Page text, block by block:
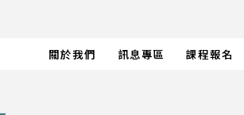
關於我們 訊息專區 課程報名